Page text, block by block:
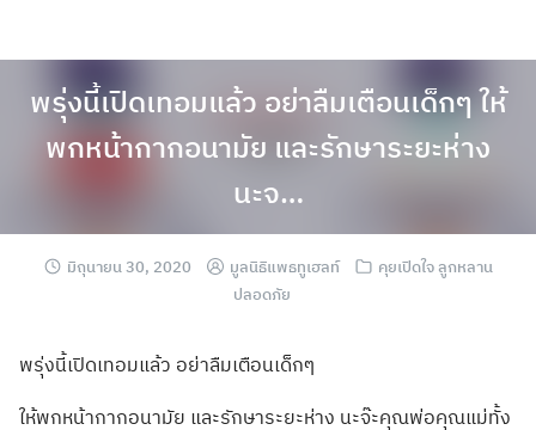
พรุ่งนี้เปิดเทอมแล้ว อย่าลืมเตือนเด็กๆ ให้
พกหน้ากากอนามัย และรักษาระยะห่าง
นะจ…
มิถุนายน 30, 2020 มูลนิธิแพธทูเฮลท์
คุยเปิดใจ ลูกหลาน
ปลอดภัย
พรุ่งนี้เปิดเทอมแล้ว อย่าลืมเตือนเด็กๆ
ให้พกหน้ากากอนามัย และรักษาระยะห่าง นะจ๊ะคุณพ่อคุณแม่ทั้ง